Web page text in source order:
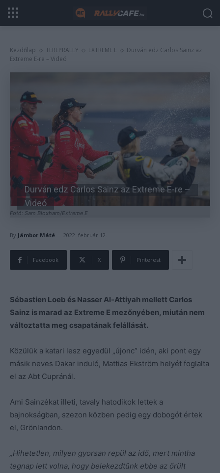
Kezdőlap TEREPRALLY EXTREME E
Durván edz Carlos Sainz az
Extreme E-re – Videó
Fotó: Sam Bloxham/Extreme E
Durván edz Carlos Sainz az Extreme E-re –
Videó
By Jámbor Máté - 2022. február 12.
Facebook X Pinterest
Sébastien Loeb és Nasser Al-Attiyah mellett Carlos
Sainz is marad az Extreme E mezőnyében, miután nem
változtatta meg csapatának felállását.
Közülük a katari lesz egyedül „újonc” idén, aki pont egy
másik neves Dakar induló, Mattias Ekström helyét foglalta
el az Abt Cupránál.
Ami Sainzékat illeti, tavaly hatodikok lettek a
bajnokságban, szezon közben pedig egy dobogót értek
el, Grönlandon.
„Hihetetlen, milyen gyorsan repül az idő, mert mintha
tegnap lett volna, hogy belekezdtünk ebbe az őrült